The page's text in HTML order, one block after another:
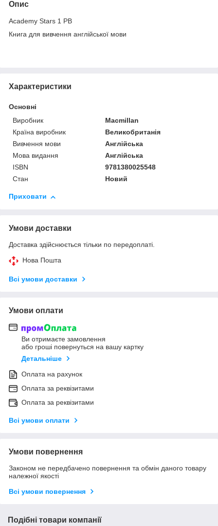
Опис
Academy Stars 1 PB
Книга для вивчення англійської мови
Характеристики
Основні
Виробник
Macmillan
Країна виробник
Великобританія
Вивчення мови
Англійська
Мова видання
Англійська
ISBN
9781380025548
Стан
Новий
Приховати
Умови доставки
Доставка здійснюється тільки по передоплаті.
Нова Пошта
Всі умови доставки
Умови оплати
Ви отримаєте замовлення
або гроші повернуться на вашу картку
Детальніше
Оплата на рахунок
Оплата за реквізитами
Оплата за реквізитами
Всі умови оплати
Умови повернення
Законом не передбачено повернення та обмін даного товару
належної якості
Всі умови повернення
Подібні товари компанії